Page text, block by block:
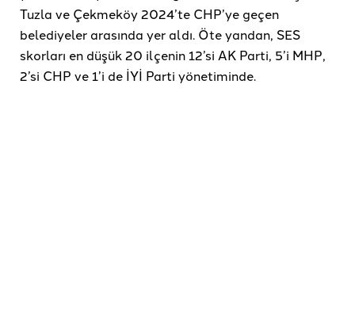
Tuzla ve Çekmeköy 2024’te CHP’ye geçen
belediyeler arasında yer aldı. Öte yandan, SES
skorları en düşük 20 ilçenin 12’si AK Parti, 5’i MHP,
2’si CHP ve 1’i de İYİ Parti yönetiminde.